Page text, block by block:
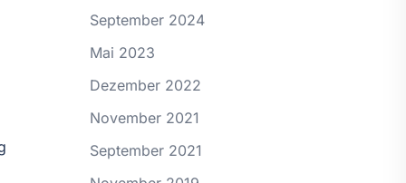
September 2024
Mai 2023
Dezember 2022
November 2021
September 2021